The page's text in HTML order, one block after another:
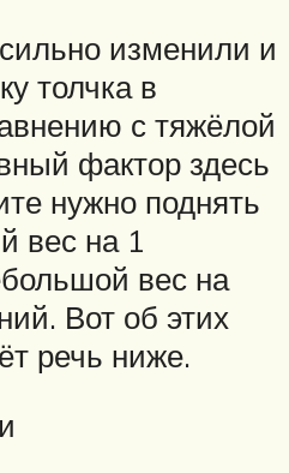
изменили и
толчка в
с тяжёлой
фактор здесь
нужно поднять
вес на 1
вес на
Вот об этих
речь ниже.